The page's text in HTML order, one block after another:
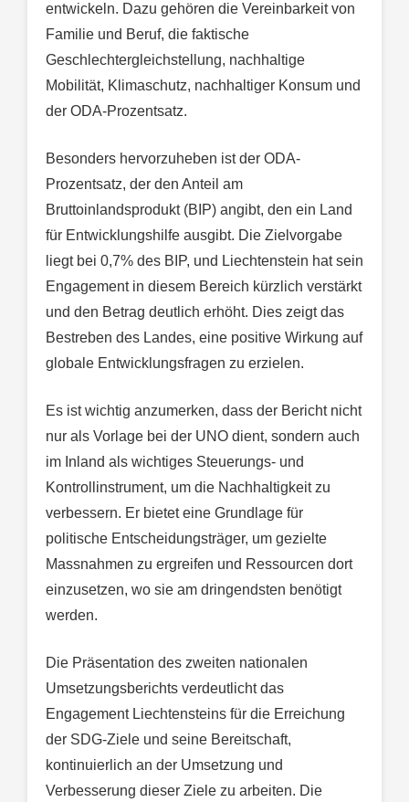
entwickeln. Dazu gehören die Vereinbarkeit von
Familie und Beruf, die faktische
Geschlechtergleichstellung, nachhaltige
Mobilität, Klimaschutz, nachhaltiger Konsum und
der ODA-Prozentsatz.
Besonders hervorzuheben ist der ODA-
Prozentsatz, der den Anteil am
Bruttoinlandsprodukt (BIP) angibt, den ein Land
für Entwicklungshilfe ausgibt. Die Zielvorgabe
liegt bei 0,7% des BIP, und Liechtenstein hat sein
Engagement in diesem Bereich kürzlich verstärkt
und den Betrag deutlich erhöht. Dies zeigt das
Bestreben des Landes, eine positive Wirkung auf
globale Entwicklungsfragen zu erzielen.
Es ist wichtig anzumerken, dass der Bericht nicht
nur als Vorlage bei der UNO dient, sondern auch
im Inland als wichtiges Steuerungs- und
Kontrollinstrument, um die Nachhaltigkeit zu
verbessern. Er bietet eine Grundlage für
politische Entscheidungsträger, um gezielte
Massnahmen zu ergreifen und Ressourcen dort
einzusetzen, wo sie am dringendsten benötigt
werden.
Die Präsentation des zweiten nationalen
Umsetzungsberichts verdeutlicht das
Engagement Liechtensteins für die Erreichung
der SDG-Ziele und seine Bereitschaft,
kontinuierlich an der Umsetzung und
Verbesserung dieser Ziele zu arbeiten. Die